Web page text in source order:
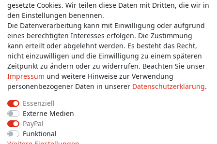
Wünschen Sie einen Rückruf?
service@allmyclothes.de
Schreiben Sie uns:
service@allmyclothes.de
Impressum
gesetzte Cookies. Wir teilen diese Daten mit Dritten, die wir in
den Einstellungen benennen.
Die Datenverarbeitung kann mit Einwilligung oder aufgrund
eines berechtigten Interesses erfolgen. Die Zustimmung
kann erteilt oder abgelehnt werden. Es besteht das Recht,
nicht einzuwilligen und die Einwilligung zu einem späteren
Zeitpunkt zu ändern oder zu widerrufen. Beachten Sie unser
Impressum und weitere Hinweise zur Verwendung
personenbezogener Daten in unserer Daten­schutz­erklärung.
Essenziell
Externe Medien
PayPal
Funktional